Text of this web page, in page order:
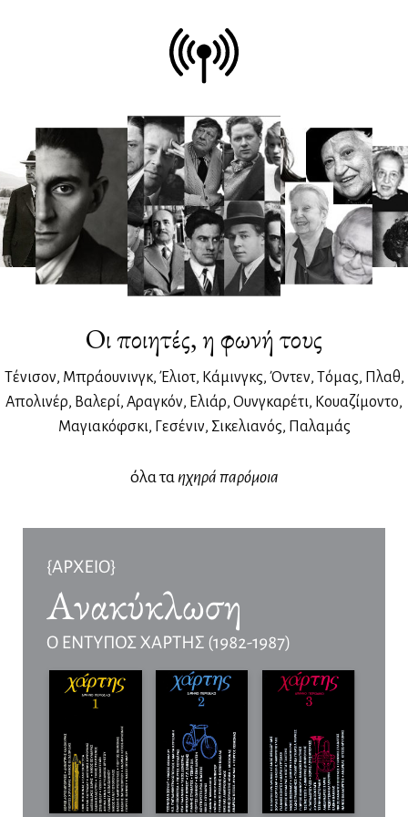
Οι ποιητές, η φωνή τους
Tένισον, Μπράουνινγκ, Έλιοτ, Κάμινγκς, Όντεν, Tόμας, Πλαθ,
Aπολινέρ, Βαλερί, Aραγκόν, Ελιάρ, Ουνγκαρέτι, Κουαζίμοντο,
Μαγιακόφσκι, Γεσένιν, Σικελιανός, Παλαμάς
όλα τα ηχηρά παρόμοια